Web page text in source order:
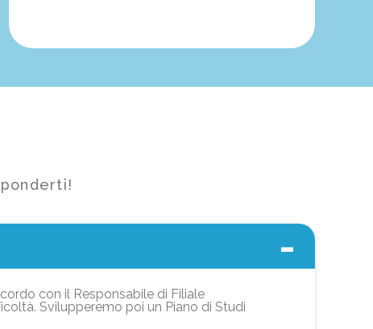
con il Responsabile di Filiale
Svilupperemo poi un Piano di Studi